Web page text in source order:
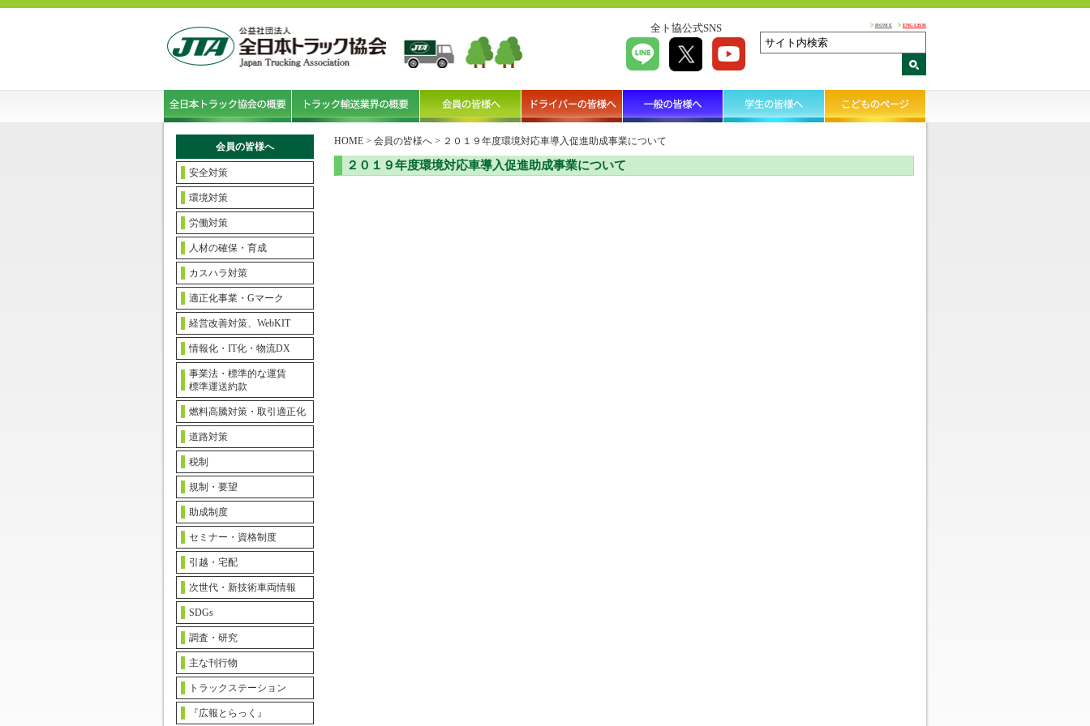
全ト協公式SNS HOME ENGLISH
会員の皆様へ
安全対策
環境対策
労働対策
人材の確保・育成
カスハラ対策
適正化事業・Gマーク
経営改善対策、WebKIT
情報化・IT化・物流DX
事業法・標準的な運賃
標準運送約款
燃料高騰対策・取引適正化
道路対策
税制
規制・要望
助成制度
セミナー・資格制度
引越・宅配
次世代・新技術車両情報
SDGs
調査・研究
主な刊行物
トラックステーション
『広報とらっく』
HOME > 会員の皆様へ > ２０１９年度環境対応車導入促進助成事業について
２０１９年度環境対応車導入促進助成事業について